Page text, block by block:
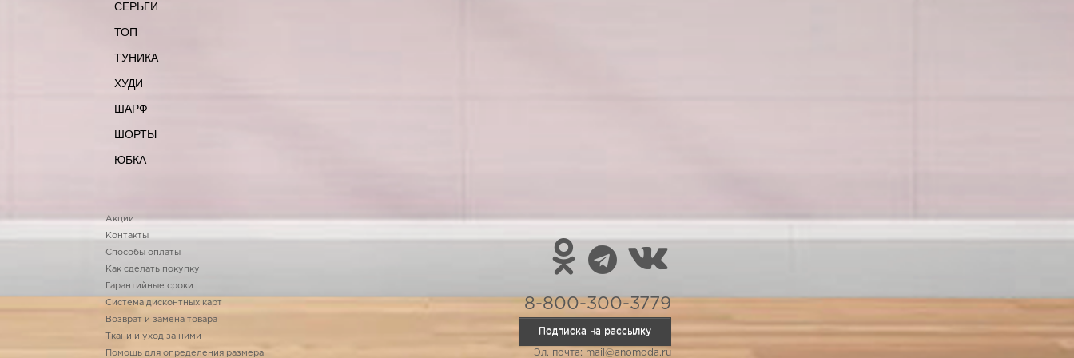
СЕРЬГИ
ТОП
ТУНИКА
ХУДИ
ШАРФ
ШОРТЫ
ЮБКА
Акции
Контакты
Способы оплаты
Как сделать покупку
Гарантийные сроки
Система дисконтных карт
Возврат и замена товара
Ткани и уход за ними
Помощь для определения размера
8-800-300-3779
Подписка на рассылку
Эл. почта: mail@anomoda.ru